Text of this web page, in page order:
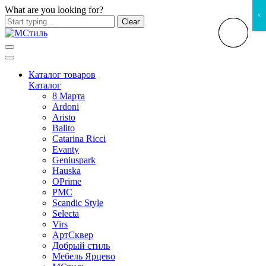
What are you looking for?
Clear
Каталог товаров
Каталог
8 Марта
Ardoni
Aristo
Balito
Catarina Ricci
Evanty
Geniuspark
Hauska
OPrime
PMC
Scandic Style
Selecta
Virs
АртСквер
Добрый стиль
Мебель Ярцево
×